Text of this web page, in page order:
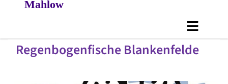
Mahlow
Regenbogenfische Blankenfelde